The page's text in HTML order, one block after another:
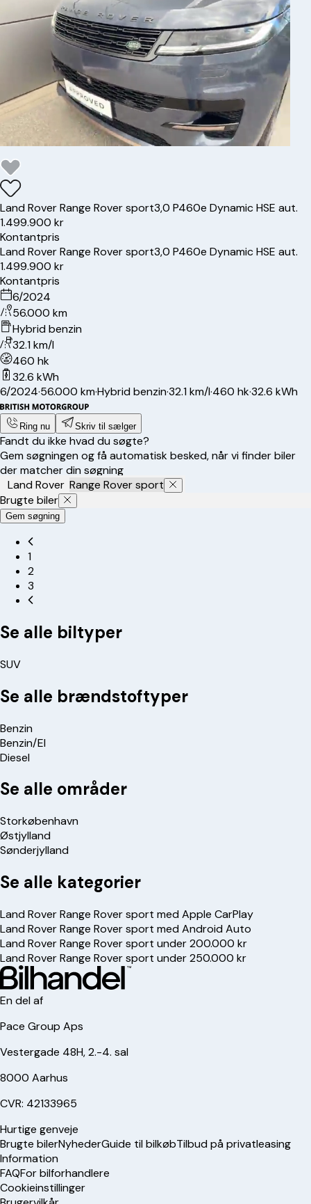
Land RoverRange Rover sport3,0 P460e Dynamic HSE aut.
1.499.900 kr
Kontantpris
Land RoverRange Rover sport3,0 P460e Dynamic HSE aut.
1.499.900 kr
Kontantpris
6/2024
56.000 km
Hybrid benzin
32.1 km/l
460 hk
32.6 kWh
6/2024·56.000 km·Hybrid benzin·32.1 km/l·460 hk·32.6 kWh
Ring nu Skriv til sælger
Fandt du ikke hvad du søgte?
Gem søgningen og få automatisk besked, når vi finder biler
der matcher din søgning
Land Rover Range Rover sport
Brugte biler
Gem søgning
1
2
3
Se alle biltyper
SUV
Se alle brændstoftyper
Benzin
Benzin/El
Diesel
Se alle områder
Storkøbenhavn
Østjylland
Sønderjylland
Se alle kategorier
Land Rover Range Rover sport med Apple CarPlay
Land Rover Range Rover sport med Android Auto
Land Rover Range Rover sport under 200.000 kr
Land Rover Range Rover sport under 250.000 kr
En del af
Pace Group Aps
Vestergade 48H, 2.-4. sal
8000 Aarhus
CVR: 42133965
Hurtige genveje
Brugte bilerNyhederGuide til bilkøbTilbud på privatleasing
Information
FAQFor bilforhandlere
Cookieinstillinger